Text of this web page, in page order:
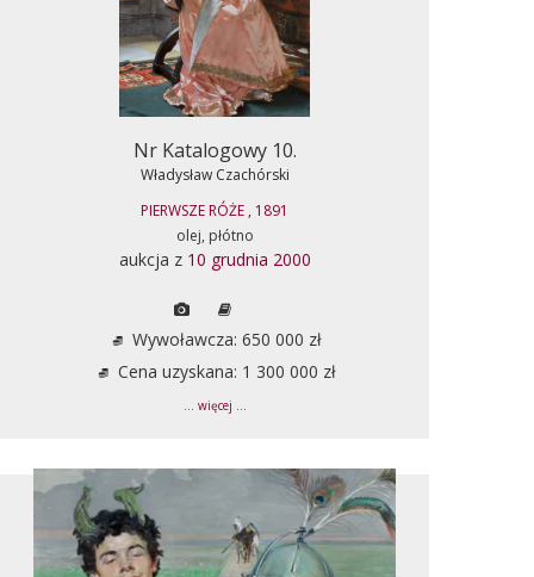
Nr Katalogowy 10.
Władysław Czachórski
PIERWSZE RÓŻE , 1891
olej, płótno
aukcja z 10 grudnia 2000
Wywoławcza: 650 000 zł
Cena uzyskana: 1 300 000 zł
... więcej ...